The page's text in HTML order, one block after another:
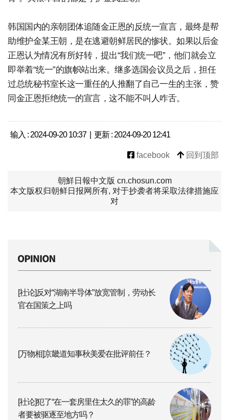
韩国国内的亲朝团体追随金正恩的反统一宣言，最终是帮
助维护金某王朝，是在逃避朝鲜居民的惨状。如果以后金
正恩认为情况有所好转，提出“我们统一吧”，他们就会立
即举着“统一”的旗帜站出来。继多选国会议员之后，担任
过总统秘书室长这一重任的人推翻了自己一生的主张，赞
同金正恩拒绝统一的宣言，这不能不叫人咋舌。
输入 : 2024-09-20 10:37 | 更新 : 2024-09-20 12:41
facebook 回到顶部
朝鮮日報中文版 cn.chosun.com
本文版权归朝鲜日报网所有, 对于抄袭者将采取法律措施应
对
[社论]反对“湖南半导体”放宽管制，劳动长
官在国策之上吗
[万物相]京畿道知事秋美爱在批评前任？
[社论]犯了“在一套房里住太久的罪”的高龄
者要被驱逐至地方吗？